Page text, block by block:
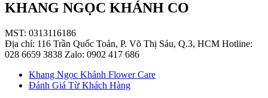
KHANG NGỌC KHÁNH CO
MST: 0313116186
Địa chỉ: 116 Trần Quốc Toản, P. Võ Thị Sáu, Q.3, HCM Hotline:
028 6659 3838 Zalo: 0902 417 686
Khang Ngọc Khánh Flower Care
Đánh Giá Từ Khách Hàng